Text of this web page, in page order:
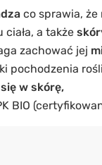
co sprawia, że
ciała, a także
zachować jej
pochodzenia
w skórę,
BIO